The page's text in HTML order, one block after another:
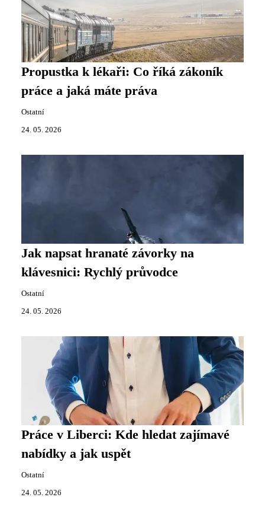
Propustka k lékaři: Co říká zákoník
práce a jaká máte práva
Ostatní
24. 05. 2026
Jak napsat hranaté závorky na
klávesnici: Rychlý průvodce
Ostatní
24. 05. 2026
Práce v Liberci: Kde hledat zajímavé
nabídky a jak uspět
Ostatní
24. 05. 2026